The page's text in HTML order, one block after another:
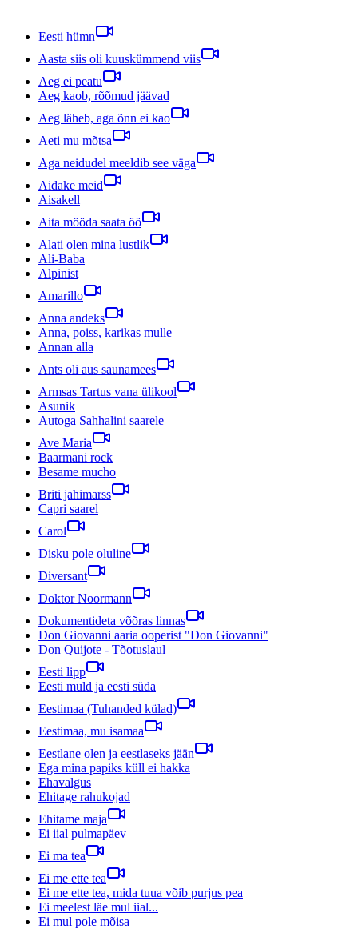
Eesti hümn
Aasta siis oli kuuskümmend viis
Aeg ei peatu
Aeg kaob, rõõmud jäävad
Aeg läheb, aga õnn ei kao
Aeti mu mõtsa
Aga neidudel meeldib see väga
Aidake meid
Aisakell
Aita mööda saata öö
Alati olen mina lustlik
Ali-Baba
Alpinist
Amarillo
Anna andeks
Anna, poiss, karikas mulle
Annan alla
Ants oli aus saunamees
Armsas Tartus vana ülikool
Asunik
Autoga Sahhalini saarele
Ave Maria
Baarmani rock
Besame mucho
Briti jahimarss
Capri saarel
Carol
Disku pole oluline
Diversant
Doktor Noormann
Dokumentideta võõras linnas
Don Giovanni aaria ooperist "Don Giovanni"
Don Quijote - Tõotuslaul
Eesti lipp
Eesti muld ja eesti süda
Eestimaa (Tuhanded külad)
Eestimaa, mu isamaa
Eestlane olen ja eestlaseks jään
Ega mina papiks küll ei hakka
Ehavalgus
Ehitage rahukojad
Ehitame maja
Ei iial pulmapäev
Ei ma tea
Ei me ette tea
Ei me ette tea, mida tuua võib purjus pea
Ei meelest läe mul iial...
Ei mul pole mõisa